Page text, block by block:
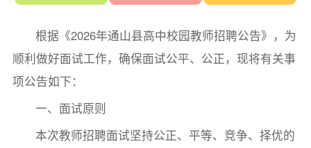
根据《2026年通山县高中校园教师招聘公告》，为
顺利做好面试工作，确保面试公平、公正，现将有关事
项公告如下：
一、面试原则
本次教师招聘面试坚持公正、平等、竞争、择优的